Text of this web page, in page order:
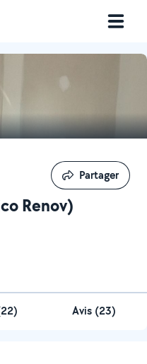
Renov)
Partager
Partager
22) Avis (23)